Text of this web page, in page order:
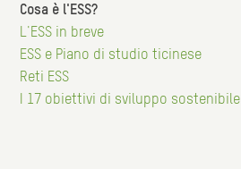
Hauptnavigation
Cosa è l'ESS?
L'ESS in breve
ESS e Piano di studio ticinese
Reti ESS
I 17 obiettivi di sviluppo sostenibile